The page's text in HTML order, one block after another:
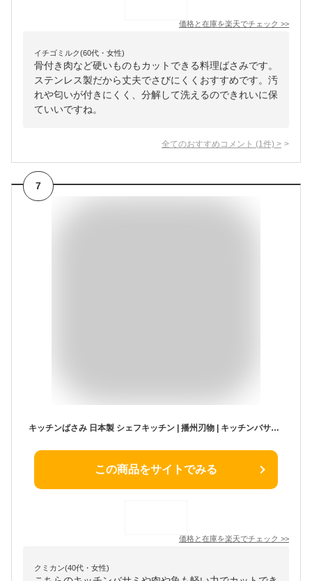
価格と在庫を楽天でチェック >>
イチゴミルク(60代・女性)
骨付き肉など硬いものもカットできる料理ばさみです。
ステンレス製だから丈夫でさびにくくおすすめです。汚
れや匂いが付きにくく、分解して洗えるのできれいに保
ていいですね。
全てのおすすめコメント (1 件) >
7
キッチンばさみ 日本製 シェフキッチン | 播州刃物 | キッチンバサミ キッチン鋏 万能ばさみ 和食 肉切り 魚切り 分解可能 食洗機対応 切れ味抜群 職人手作り 兵庫県 国産 贈り物 内祝い ギフト 母の日 新築祝い 引越し祝い プレゼント 実用的 長持ち 高品質 おしゃれ
この商品をサイトでみる
価格と在庫を楽天でチェック >>
クミカン(40代・女性)